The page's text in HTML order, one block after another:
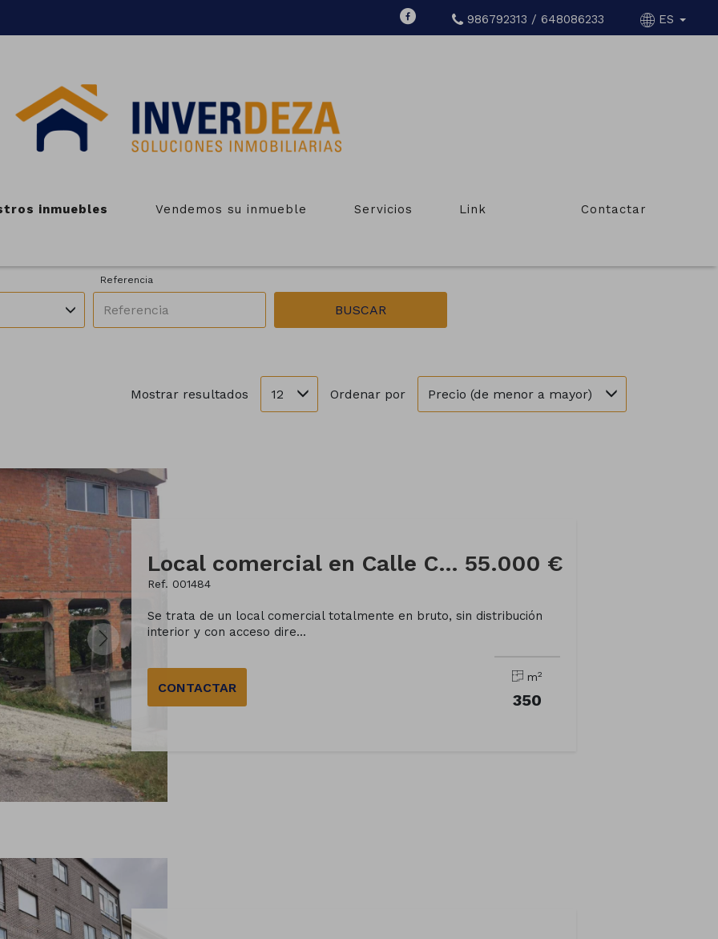
986792313 / 648086233 ES
inmuebles Vendemos su inmueble Servicios Link Contactar
Zonas Operación Tipo de inmueble
Referencia
BUSCAR
Mostrar resultados 12 Ordenar por Precio (de menor a mayor)
Local comercial en Calle Cine
Ref. 001484
55.000 €
Se trata de un local comercial totalmente en bruto, sin distribución
interior y con acceso dire...
CONTACTAR
m2
350